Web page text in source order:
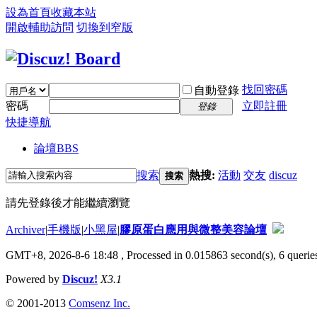
設為首頁收藏本站
開啟輔助訪問 切換到窄版
自動登錄 找回密碼
密碼
登錄
立即註冊
快捷導航
論壇BBS
搜索 搜索 熱搜: 活動 交友 discuz
請先登錄後才能繼續瀏覽
Archiver|手機版|小黑屋|膠原蛋白應用與微整美容論壇
GMT+8, 2026-8-6 18:48 , Processed in 0.015863 second(s), 6
Powered by Discuz! X3.1
© 2001-2013 Comsenz Inc.